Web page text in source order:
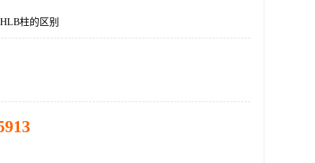
柱的区别